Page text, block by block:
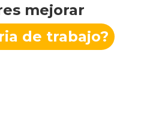
mejorar
de trabajo?